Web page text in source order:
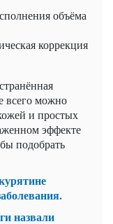
объёма
коррекция
всего можно
и простых
эффекте
подобрать
назвали